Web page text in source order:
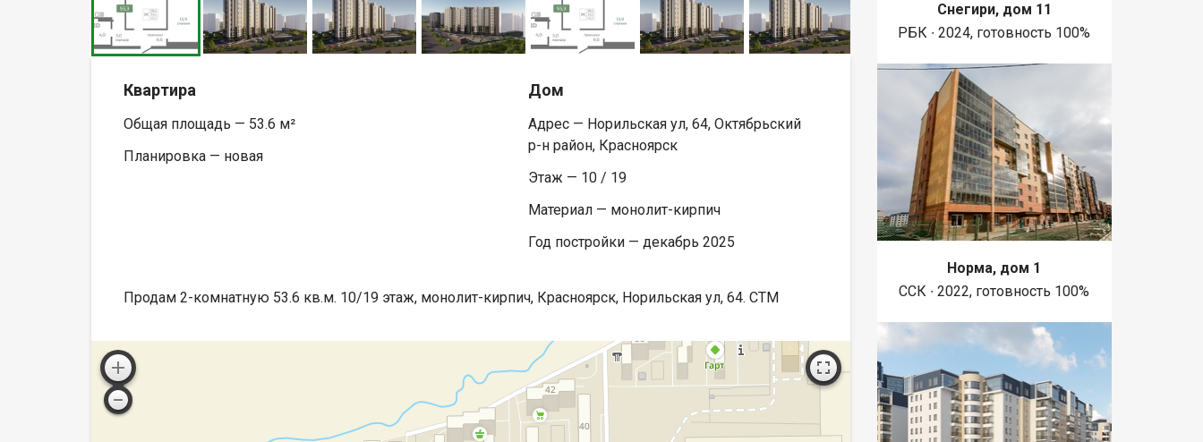
Квартира
Общая площадь — 53.6 м²
Планировка — новая
Дом
Адрес — Норильская ул, 64, Октябрьский
р-н район, Красноярск
Этаж — 10 / 19
Материал — монолит-кирпич
Год постройки — декабрь 2025
Продам 2-комнатную 53.6 кв.м. 10/19 этаж, монолит-кирпич, Красноярск, Норильская ул, 64. СТМ
Снегири, дом 11
РБК ∙ 2024, готовность 100%
Норма, дом 1
ССК ∙ 2022, готовность 100%